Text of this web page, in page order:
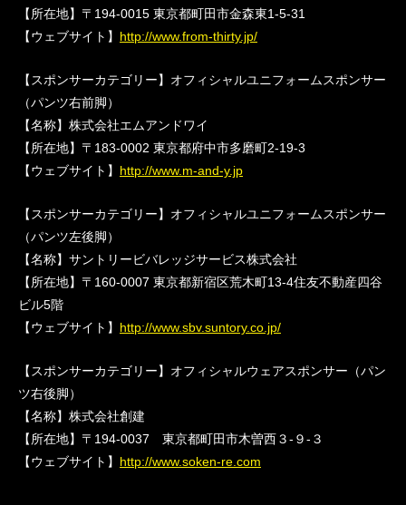
【所在地】〒194-0015 東京都町田市金森東1-5-31
【ウェブサイト】 http://www.from-thirty.jp/
【スポンサーカテゴリー】オフィシャルユニフォームスポンサー
（パンツ右前脚）
【名称】株式会社エムアンドワイ
【所在地】〒183-0002 東京都府中市多磨町2-19-3
【ウェブサイト】 http://www.m-and-y.jp
【スポンサーカテゴリー】オフィシャルユニフォームスポンサー
（パンツ左後脚）
【名称】サントリービバレッジサービス株式会社
【所在地】〒160-0007 東京都新宿区荒木町13-4住友不動産四谷
ビル5階
【ウェブサイト】 http://www.sbv.suntory.co.jp/
【スポンサーカテゴリー】オフィシャルウェアスポンサー（パン
ツ右後脚）
【名称】株式会社創建
【所在地】〒194-0037 東京都町田市木曽西３-９-３
【ウェブサイト】 http://www.soken-re.com